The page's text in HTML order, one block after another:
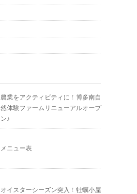
農業をアクティビティに！博多南自
然体験ファームリニューアルオープ
ン♪
メニュー表
オイスターシーズン突入！牡蠣小屋